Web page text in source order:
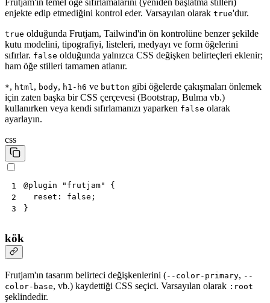
Frutjam'ın temel öğe sıfırlamalarını (yeniden başlatma stilleri)
enjekte edip etmediğini kontrol eder. Varsayılan olarak true'dur.
true olduğunda Frutjam, Tailwind'in ön kontrolüne benzer şekilde
kutu modelini, tipografiyi, listeleri, medyayı ve form öğelerini
sıfırlar. false olduğunda yalnızca CSS değişken belirteçleri eklenir;
ham öğe stilleri tamamen atlanır.
*, html , body, h1-h6 ve button gibi öğelerde çakışmaları önlemek
için zaten başka bir CSS çerçevesi (Bootstrap, Bulma vb.)
kullanırken veya kendi sıfırlamanızı yaparken false olarak
ayarlayın.
css
1
2
3
@plugin "frutjam"
{
reset : false ;
}
kök
Frutjam'ın tasarım belirteci değişkenlerini (--color-primary, --
color-base, vb.) kaydettiği CSS seçici. Varsayılan olarak :root
şeklindedir.